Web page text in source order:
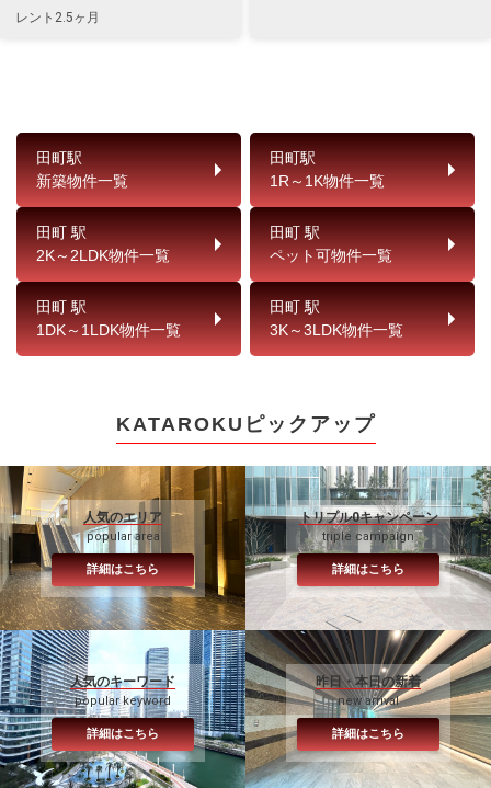
レント2.5ヶ月
田町駅
新築物件一覧
田町駅
1R～1K物件一覧
田町 駅
2K～2LDK物件一覧
田町 駅
ペット可物件一覧
田町 駅
1DK～1LDK物件一覧
田町 駅
3K～3LDK物件一覧
KATAROKUピックアップ
人気のエリア
popular area
詳細はこちら
トリプル0キャンペーン
triple campaign
詳細はこちら
人気のキーワード
popular keyword
詳細はこちら
昨日・本日の新着
new arrival
詳細はこちら